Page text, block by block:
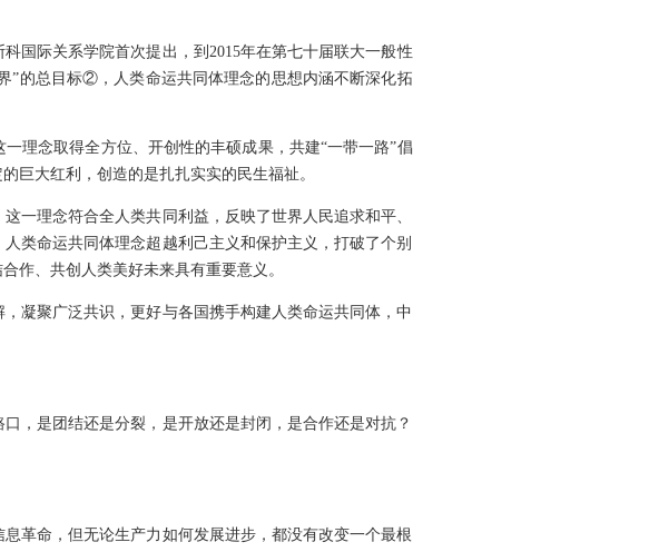
国际关系学院首次提出，到2015年在第七十届联大一般性
”的总目标②，人类命运共同体理念的思想内涵不断深化拓
理念取得全方位、开创性的丰硕成果，共建“一带一路”倡
巨大红利，创造的是扎扎实实的民生福祉。
一理念符合全人类共同利益，反映了世界人民追求和平、
类命运共同体理念超越利己主义和保护主义，打破了个别
作、共创人类美好未来具有重要意义。
凝聚广泛共识，更好与各国携手构建人类命运共同体，中
，是团结还是分裂，是开放还是封闭，是合作还是对抗？
革命，但无论生产力如何发展进步，都没有改变一个最根